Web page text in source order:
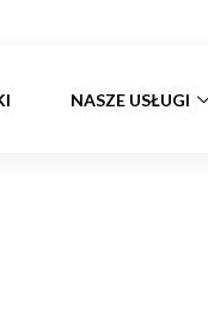
NASZE USŁUGI